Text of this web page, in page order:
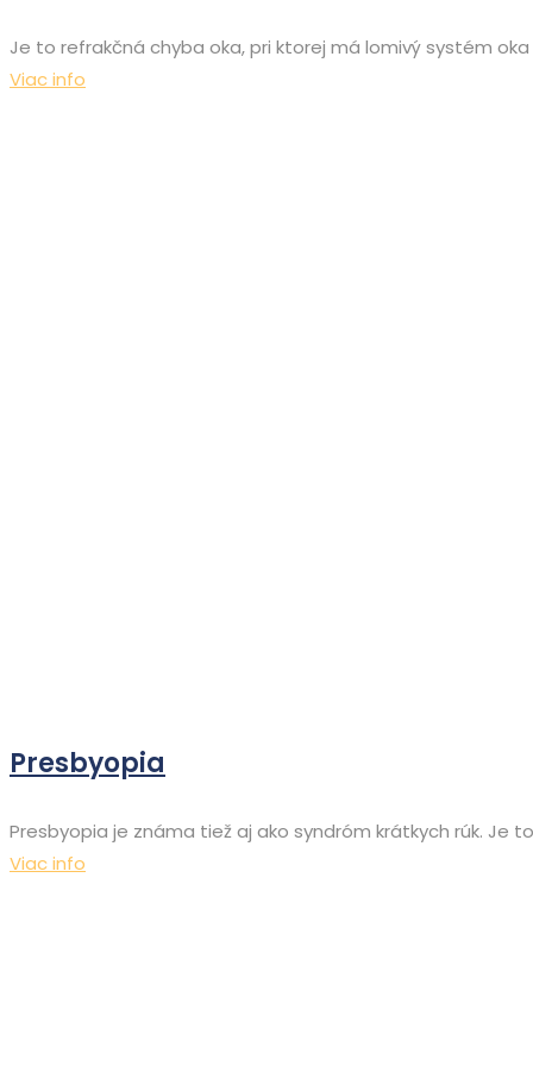
Je to refrakčná chyba oka, pri ktorej má lomivý systém
Viac info
Presbyopia
Presbyopia je známa tiež aj ako syndróm krátkych rúk.
Viac info